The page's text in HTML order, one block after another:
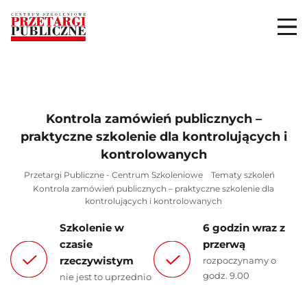
Kontrola zamówień publicznych –
praktyczne szkolenie dla kontrolujących i
kontrolowanych
Przetargi Publiczne - Centrum Szkoleniowe
Tematy szkoleń
Kontrola zamówień publicznych – praktyczne szkolenie dla
kontrolujących i kontrolowanych
Szkolenie w
czasie
rzeczywistym
nie jest to uprzednio
6 godzin wraz z
przerwą
rozpoczynamy o
godz. 9.00